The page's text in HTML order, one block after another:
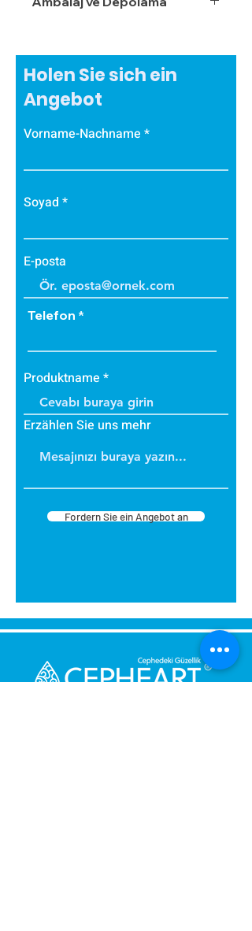
Holen Sie sich ein
Angebot
Vorname-Nachname
Soyad
E-posta
Telefon
Produktname
Erzählen Sie uns mehr
Fordern Sie ein Angebot an